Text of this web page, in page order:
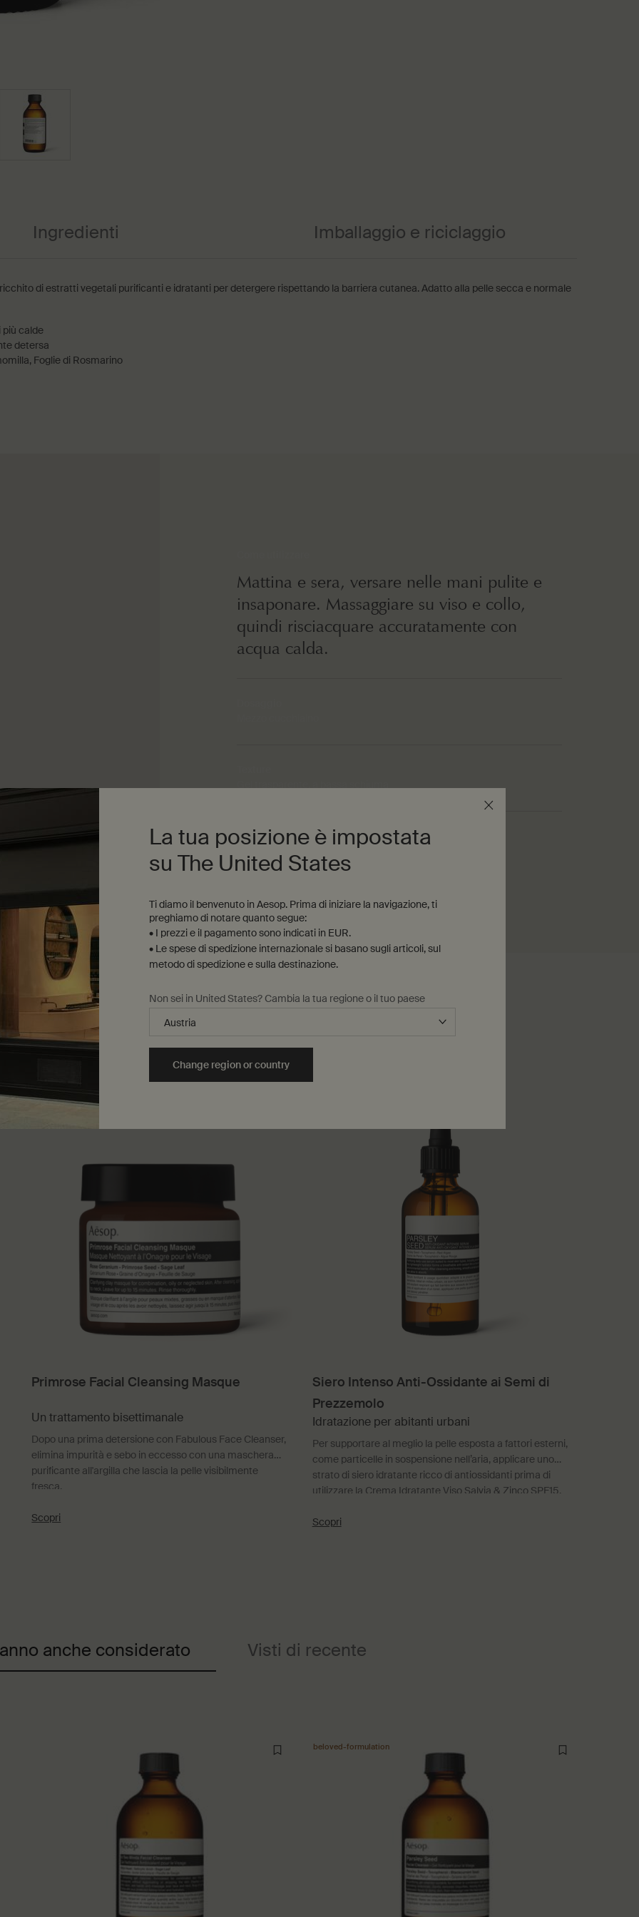
Ingredienti Imballaggio e riciclaggio
di estratti vegetali purificanti e idratanti per detergere rispettando la barriera cutanea. Adatto alla pelle secca e normale
più calde
detersa
Foglie di Rosmarino
Mattina e sera, versare nelle mani pulite e
insaponare. Massaggiare su viso e collo,
quindi risciacquare accuratamente con
acqua calda.
Aroma
Primrose Facial Cleansing Masque
Un trattamento bisettimanale
Dopo una prima detersione con Fabulous Face Cleanser,
elimina impurità e sebo in eccesso con una maschera
purificante all'argilla che lascia la pelle visibilmente
fresca.
Scopri
Siero Intenso Anti-Ossidante ai Semi di
Prezzemolo
Idratazione per abitanti urbani
Per supportare al meglio la pelle esposta a fattori esterni,
come particelle in sospensione nell’aria, applicare uno
strato di siero idratante ricco di antiossidanti prima di
utilizzare la Crema Idratante Viso Salvia & Zinco SPF15.
Scopri
anche considerato Visti di recente
beloved-formulation
La tua posizione è impostata
su The United States
Ti diamo il benvenuto in Aesop. Prima di iniziare la navigazione, ti
preghiamo di notare quanto segue:
• I prezzi e il pagamento sono indicati in EUR.
• Le spese di spedizione internazionale si basano sugli articoli, sul
metodo di spedizione e sulla destinazione.
Non sei in United States? Cambia la tua regione o il tuo paese
Change region or country